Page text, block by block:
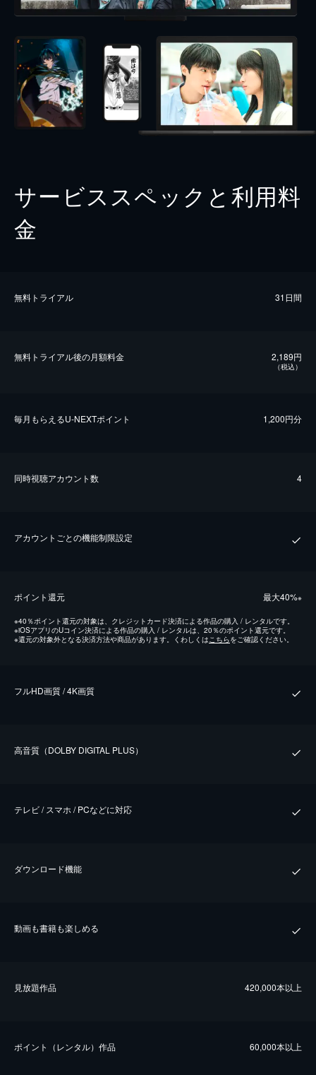
サービススペックと利用料
金
無料トライアル 31日間
無料トライアル後の⽉額料金 2,189円
（税込）
毎⽉もらえるU-NEXTポイント 1,200円分
同時視聴アカウント数 4
アカウントごとの機能制限設定
ポイント還元 最⼤40%※
※40％ポイント還元の対象は、クレジットカード決済による作品の購入 / レンタルです。
※iOSアプリのUコイン決済による作品の購入 / レンタルは、20％のポイント還元です。
※還元の対象外となる決済方法や商品があります。くわしくはこちらをご確認ください。
フルHD画質 / 4K画質
⾼⾳質（DOLBY DIGITAL PLUS）
テレビ / スマホ / PCなどに対応
ダウンロード機能
動画も書籍も楽しめる
⾒放題作品 420,000本以上
ポイント（レンタル）作品 60,000本以上